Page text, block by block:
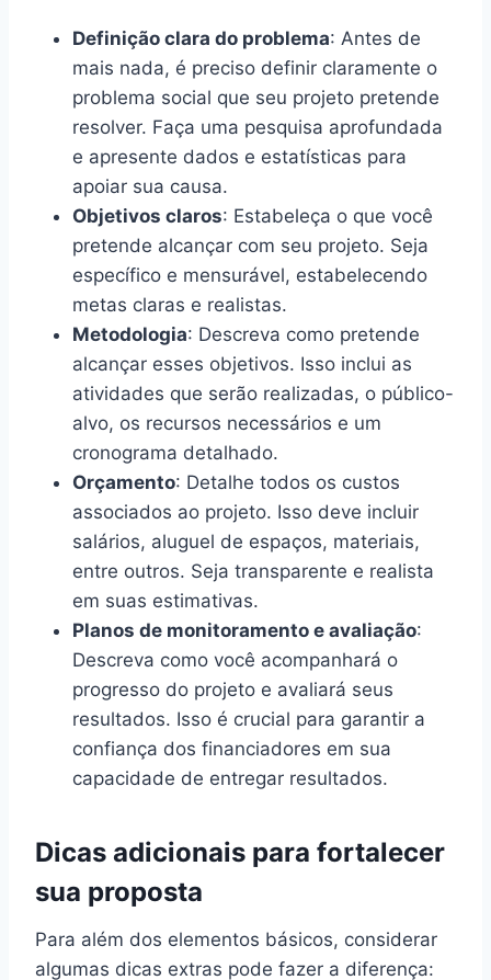
Definição clara do problema: Antes de
mais nada, é preciso definir claramente o
problema social que seu projeto pretende
resolver. Faça uma pesquisa aprofundada
e apresente dados e estatísticas para
apoiar sua causa.
Objetivos claros: Estabeleça o que você
pretende alcançar com seu projeto. Seja
específico e mensurável, estabelecendo
metas claras e realistas.
Metodologia: Descreva como pretende
alcançar esses objetivos. Isso inclui as
atividades que serão realizadas, o público-
alvo, os recursos necessários e um
cronograma detalhado.
Orçamento: Detalhe todos os custos
associados ao projeto. Isso deve incluir
salários, aluguel de espaços, materiais,
entre outros. Seja transparente e realista
em suas estimativas.
Planos de monitoramento e avaliação:
Descreva como você acompanhará o
progresso do projeto e avaliará seus
resultados. Isso é crucial para garantir a
confiança dos financiadores em sua
capacidade de entregar resultados.
Dicas adicionais para fortalecer
sua proposta
Para além dos elementos básicos, considerar
algumas dicas extras pode fazer a diferença: